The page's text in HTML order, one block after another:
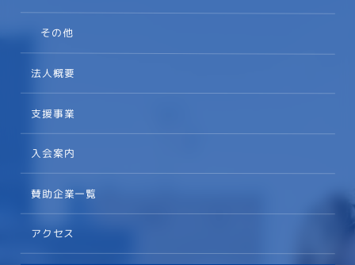
その他
法人概要
支援事業
入会案内
賛助企業一覧
アクセス